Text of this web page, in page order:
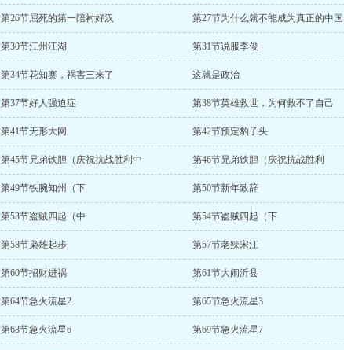
第26节屈死的第一陪衬好汉 第27节为什么就不能成为真正的中国
第30节江州江湖 第31节说服李俊
第34节花知寨，祸害三来了 这就是政治
第37节好人强迫症 第38节英雄救世，为何救不了自己
第41节无形大网 第42节预定豹子头
第45节兄弟铁胆（庆祝抗战胜利中 第46节兄弟铁胆（庆祝抗战胜利
第49节铁腕知州（下 第50节新年致辞
第53节盗贼四起（中 第54节盗贼四起（下
第58节枭雄起步 第57节老辣宋江
第60节招财进祸 第61节大闹沂县
第64节急火流星2 第65节急火流星3
第68节急火流星6 第69节急火流星7